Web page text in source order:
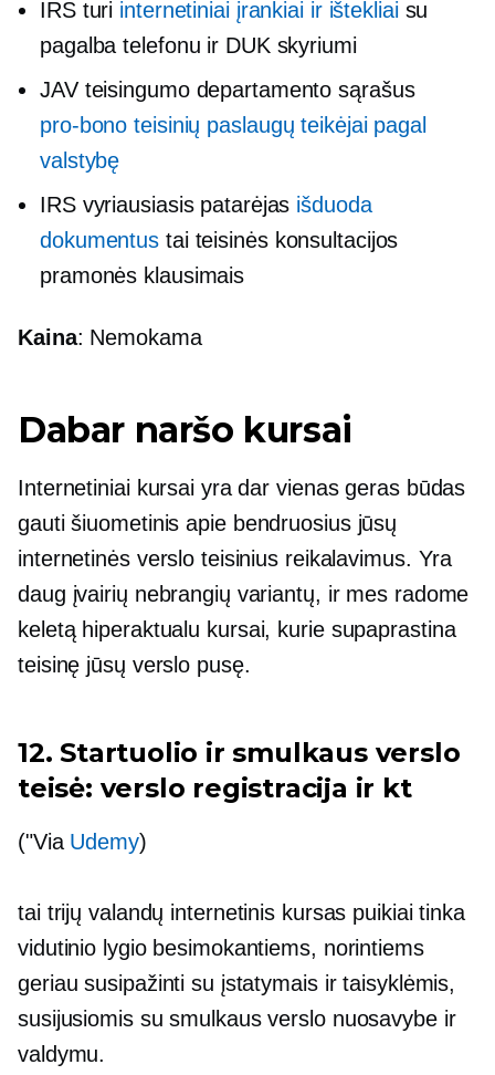
IRS turi internetiniai įrankiai ir ištekliaisu
pagalba telefonu ir DUK skyriumi
JAV teisingumo departamento sąrašus
pro-bono teisinių paslaugų teikėjai pagal
valstybę
IRS vyriausiasis patarėjas išduoda
dokumentus tai teisinės konsultacijos
pramonės klausimais
Kaina: Nemokama
Dabar naršo kursai
Internetiniai kursai yra dar vienas geras būdas
gautišiuometinis apie bendruosius jūsų
internetinės verslo teisinius reikalavimus. Yra
daug įvairių nebrangių variantų, ir mes radome
keletą hiperaktualu kursai, kurie supaprastina
teisinę jūsų verslo pusę.
12. Startuolio ir smulkaus verslo
teisė: verslo registracija ir kt
("Via Udemy)
tai trijų valandų internetinis kursas puikiai tinka
vidutinio lygio besimokantiems, norintiems
geriau susipažinti su įstatymais ir taisyklėmis,
susijusiomis su smulkaus verslo nuosavybe ir
valdymu.